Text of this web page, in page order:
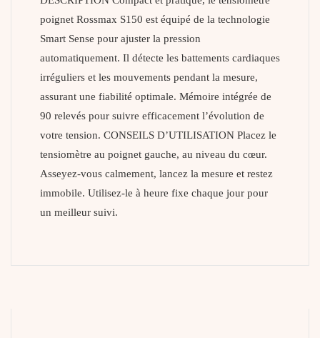
poignet Rossmax S150 est équipé de la technologie
Smart Sense pour ajuster la pression
automatiquement. Il détecte les battements cardiaques
irréguliers et les mouvements pendant la mesure,
assurant une fiabilité optimale. Mémoire intégrée de
90 relevés pour suivre efficacement l’évolution de
votre tension. CONSEILS D’UTILISATION Placez le
tensiomètre au poignet gauche, au niveau du cœur.
Asseyez-vous calmement, lancez la mesure et restez
immobile. Utilisez-le à heure fixe chaque jour pour
un meilleur suivi.